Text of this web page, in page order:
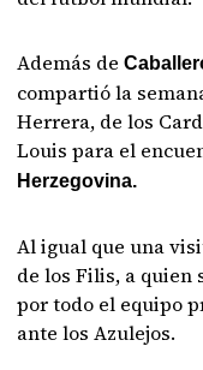
Además de
compartió la
Herrera, de los
Louis para el
Herzegovina.
Al igual que una
de los Filis, a quien
por todo el equipo
ante los Azulejos.